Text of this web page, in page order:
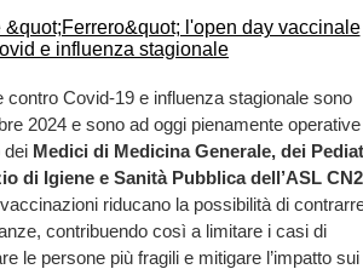
Covid-19 e influenza stagionale sono
2024 e sono ad oggi pienamente operative
dei Medici di Medicina Generale, dei
di Igiene e Sanità Pubblica dell’ASL CN2
riducano la possibilità di
contribuendo così a limitare i casi di
le persone più fragili e mitigare l’impatto sui